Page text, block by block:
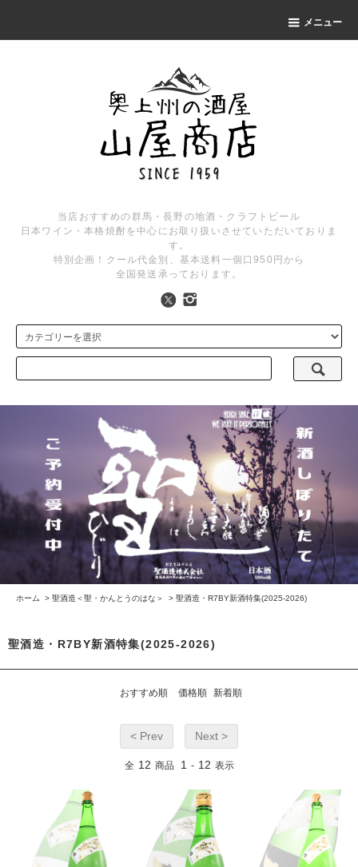
メニュー
当店おすすめの群馬・長野の地酒・クラフトビール
日本ワイン・本格焼酎を中心にお取り扱いさせていただいておりま
す。
特別企画！クール代金別、基本送料一個口950円から
全国発送承っております。
ホーム > 聖酒造＜聖・かんとうのはな＞ > 聖酒造・R7BY新酒特集(2025-2026)
聖酒造・R7BY新酒特集(2025-2026)
おすすめ順 価格順 新着順
< Prev Next >
全 12 商品 1 - 12 表示